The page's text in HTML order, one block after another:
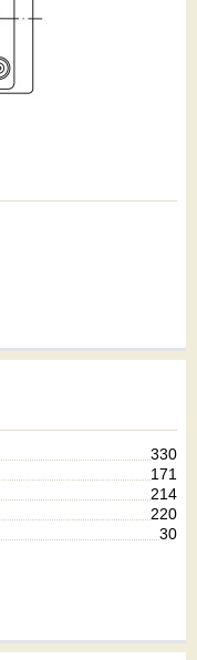
330
171
214
220
30